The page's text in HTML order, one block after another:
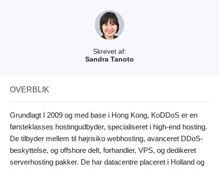
Skrevet af:
Sandra Tanoto
OVERBLIK
Grundlagt I 2009 og med base i Hong Kong, KoDDoS er en
førsteklasses hostingudbyder, specialiseret i high-end hosting.
De tilbyder mellem til højrisiko webhosting, avanceret DDoS-
beskyttelse, og offshore delt, forhandler, VPS, og dedikeret
serverhosting pakker. De har datacentre placeret i Holland og